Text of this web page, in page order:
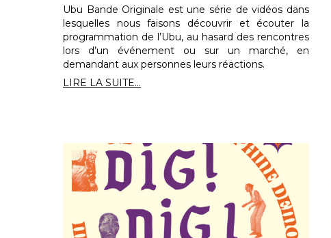
Ubu Bande Originale est une série de vidéos dans
lesquelles nous faisons découvrir et écouter la
programmation de l’Ubu, au hasard des rencontres
lors d’un événement ou sur un marché, en
demandant aux personnes leurs réactions.
LIRE LA SUITE...